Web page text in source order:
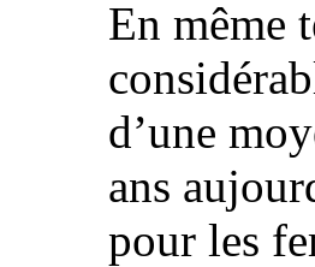
En même
d’une
ans
pour les